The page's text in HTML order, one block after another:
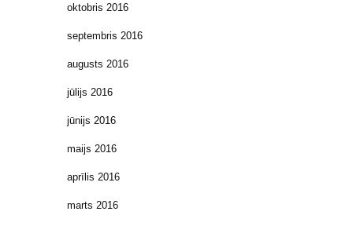
oktobris 2016
septembris 2016
augusts 2016
jūlijs 2016
jūnijs 2016
maijs 2016
aprīlis 2016
marts 2016